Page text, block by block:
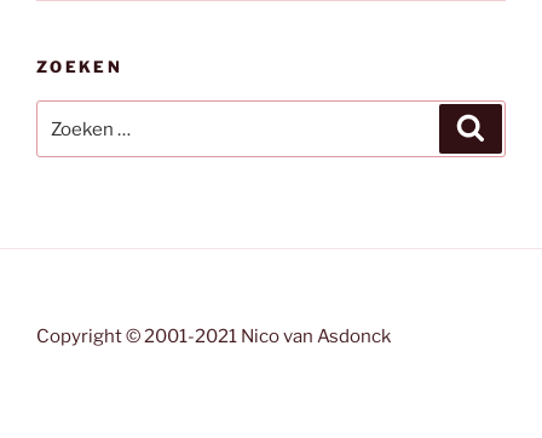
ZOEKEN
naar:
Copyright © 2001-2021 Nico van Asdonck